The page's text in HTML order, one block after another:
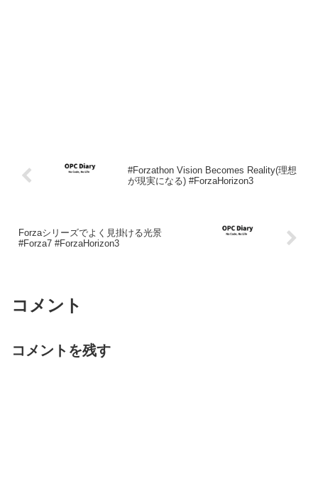
#Forzathon Vision Becomes Reality(理想
が現実になる) #ForzaHorizon3
Forzaシリーズでよく見掛ける光景
#Forza7 #ForzaHorizon3
コメント
コメントを残す